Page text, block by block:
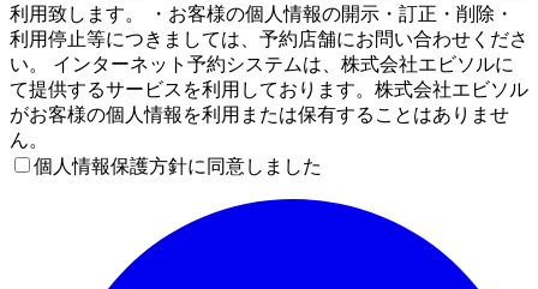
利用致します。 ・お客様の個人情報の開示・訂正・削除・
利用停止等につきましては、予約店舗にお問い合わせくださ
い。 インターネット予約システムは、株式会社エビソルに
て提供するサービスを利用しております。株式会社エビソル
がお客様の個人情報を利用または保有することはありませ
ん。
個人情報保護方針に同意しました